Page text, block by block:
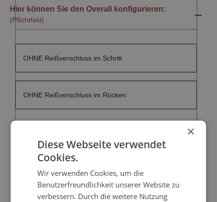
Hier können Sie den Overall konfigurieren:
(Pflichtfeld)
OHNE Reißverschluss im Schritt
OHNE Reißverschluss im Rücken
Pro-Stück-Aufschläge
Produktpreis
Zwischensumme 82,85 €*
×
Diese Webseite verwendet
Cookies.
Wir verwenden Cookies, um die
Benutzerfreundlichkeit unserer Website zu
verbessern. Durch die weitere Nutzung